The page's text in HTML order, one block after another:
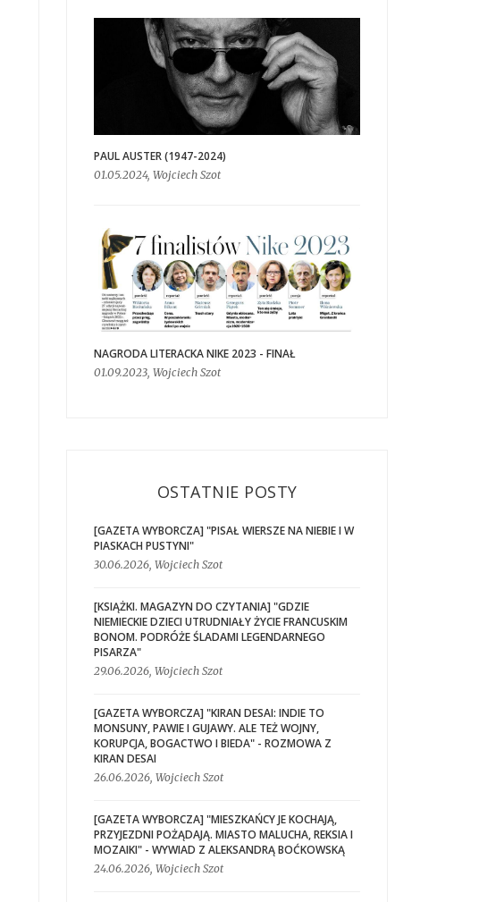
PAUL AUSTER (1947-2024)
01.05.2024, Wojciech Szot
NAGRODA LITERACKA NIKE 2023 - FINAŁ
01.09.2023, Wojciech Szot
OSTATNIE POSTY
[GAZETA WYBORCZA] "PISAŁ WIERSZE NA NIEBIE I W
PIASKACH PUSTYNI"
30.06.2026, Wojciech Szot
[KSIĄŻKI. MAGAZYN DO CZYTANIA] "GDZIE
NIEMIECKIE DZIECI UTRUDNIAŁY ŻYCIE FRANCUSKIM
BONOM. PODRÓŻE ŚLADAMI LEGENDARNEGO
PISARZA"
29.06.2026, Wojciech Szot
[GAZETA WYBORCZA] "KIRAN DESAI: INDIE TO
MONSUNY, PAWIE I GUJAWY. ALE TEŻ WOJNY,
KORUPCJA, BOGACTWO I BIEDA" - ROZMOWA Z
KIRAN DESAI
26.06.2026, Wojciech Szot
[GAZETA WYBORCZA] "MIESZKAŃCY JE KOCHAJĄ,
PRZYJEZDNI POŻĄDAJĄ. MIASTO MALUCHA, REKSIA I
MOZAIKI" - WYWIAD Z ALEKSANDRĄ BOĆKOWSKĄ
24.06.2026, Wojciech Szot